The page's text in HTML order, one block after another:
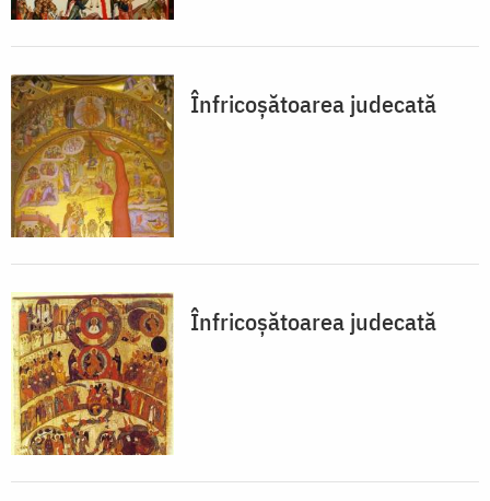
Înfricoșătoarea judecată
Înfricoșătoarea judecată